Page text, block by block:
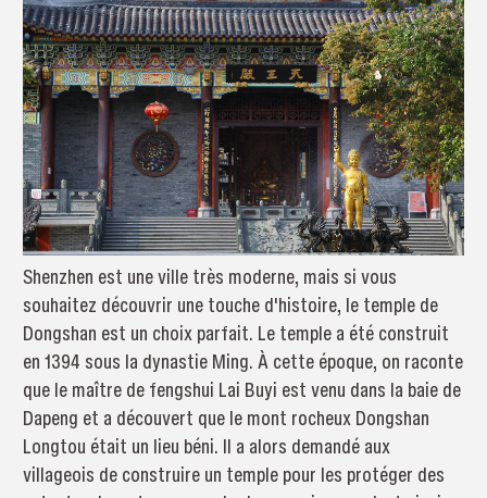
Shenzhen est une ville très moderne, mais si vous
souhaitez découvrir une touche d'histoire, le temple de
Dongshan est un choix parfait. Le temple a été construit
en 1394 sous la dynastie Ming. À cette époque, on raconte
que le maître de fengshui Lai Buyi est venu dans la baie de
Dapeng et a découvert que le mont rocheux Dongshan
Longtou était un lieu béni. Il a alors demandé aux
villageois de construire un temple pour les protéger des